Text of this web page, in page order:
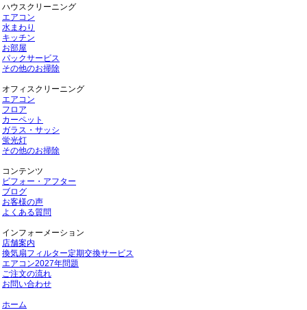
ハウスクリーニング
エアコン
水まわり
キッチン
お部屋
パックサービス
その他のお掃除
オフィスクリーニング
エアコン
フロア
カーペット
ガラス・サッシ
蛍光灯
その他のお掃除
コンテンツ
ビフォー・アフター
ブログ
お客様の声
よくある質問
インフォーメーション
店舗案内
換気扇フィルター定期交換サービス
エアコン2027年問題
ご注文の流れ
お問い合わせ
ホーム